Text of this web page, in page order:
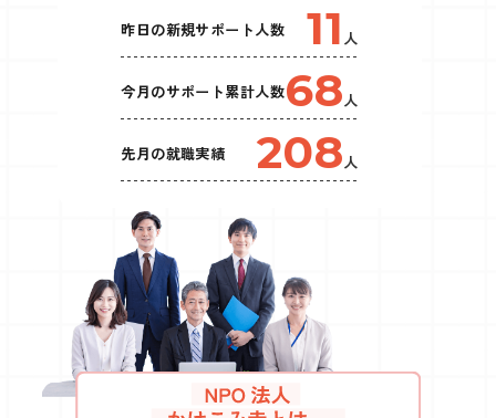
昨日の新規サポート人数 11 人
今月のサポート累計人数68人
先月の就職実績 208人